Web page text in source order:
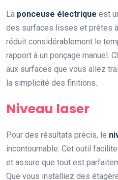
La ponceuse électrique est
des surfaces lisses et prêtes
réduit considérablement le
rapport à un ponçage manuel.
aux surfaces que vous allez
la simplicité des finitions.
Niveau laser
Pour des résultats précis, le
incontournable. Cet outil
et assure que tout est
Que vous installiez des